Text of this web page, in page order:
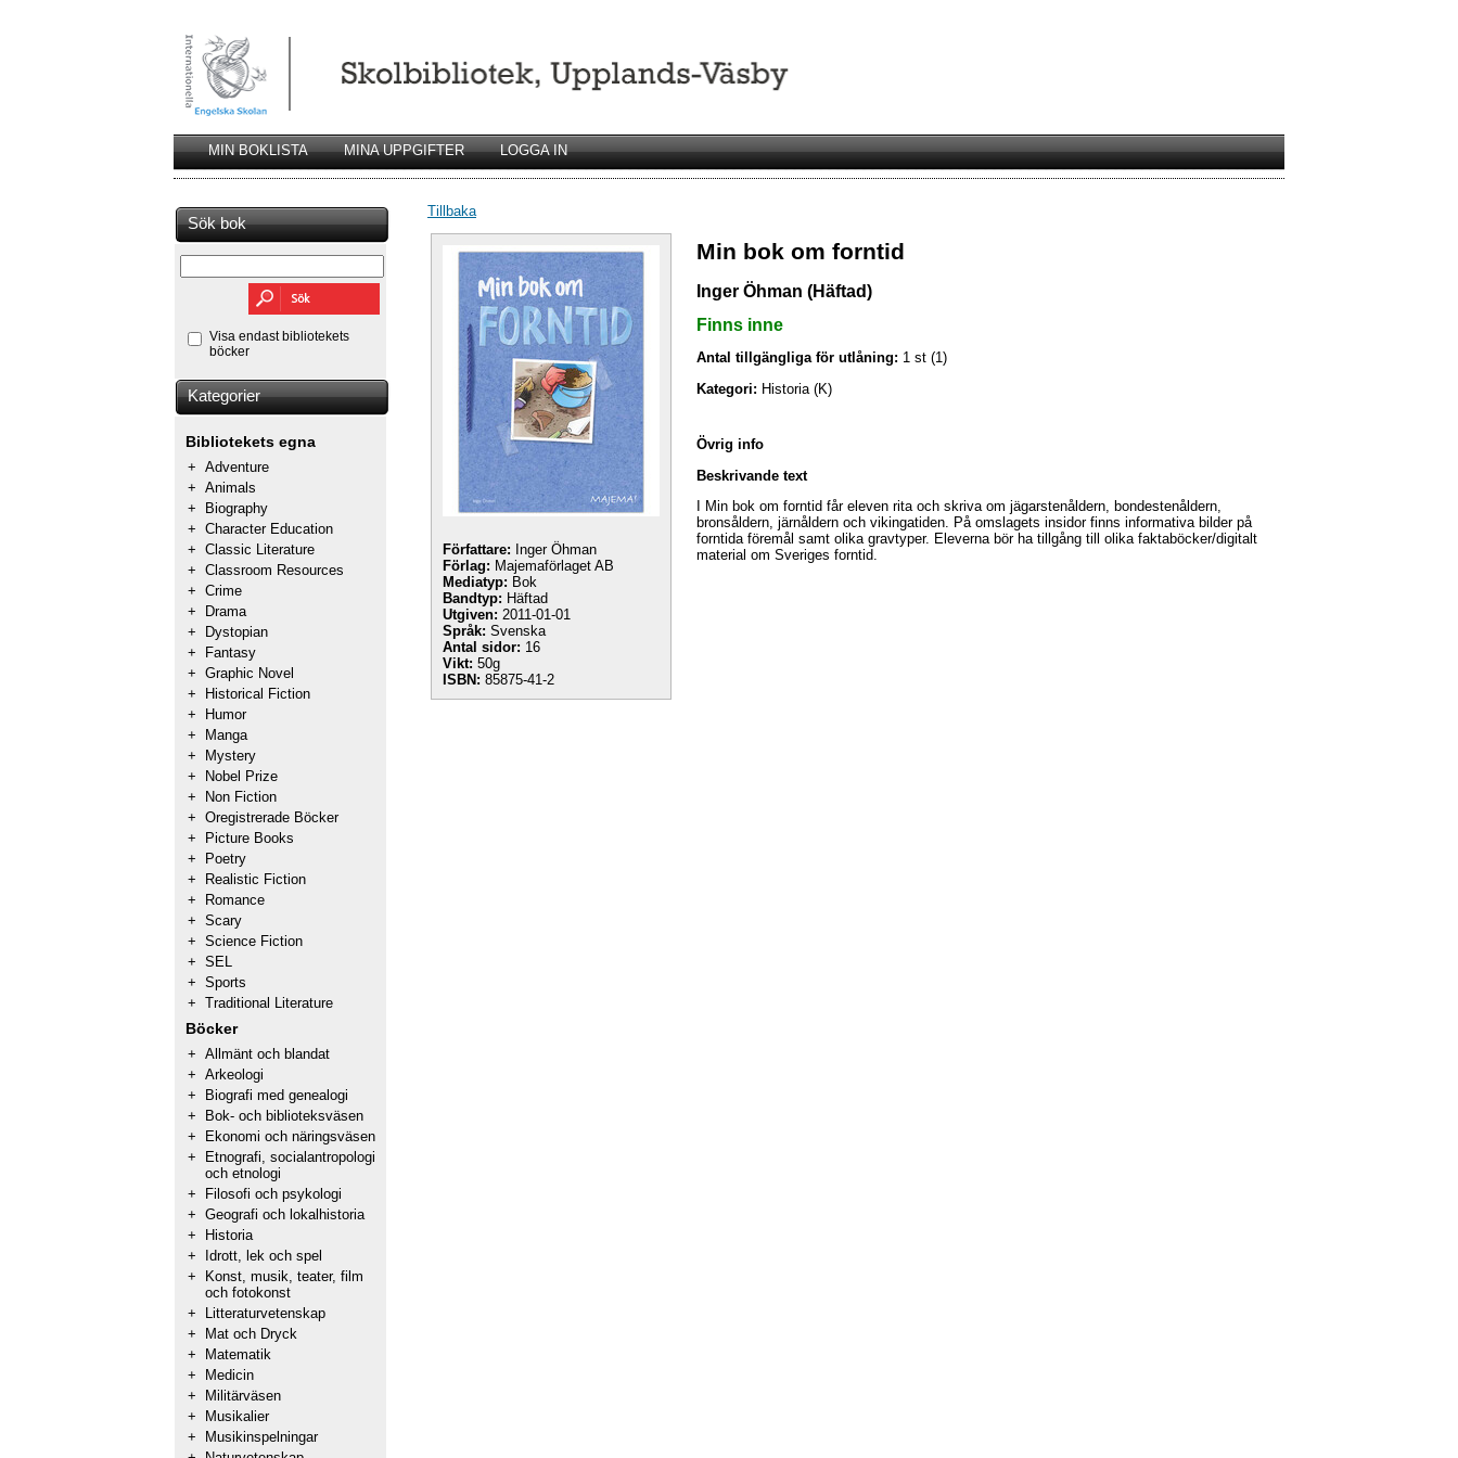
MIN BOKLISTA MINA UPPGIFTER LOGGA IN
Sök bok
Visa endast bibliotekets
böcker
Kategorier
Bibliotekets egna
+ Adventure
+ Animals
+
Biography
+ Character Education
+ Classic Literature
+ Classroom Resources
+ Crime
+
Drama
+
Dystopian
+
Fantasy
+ Graphic Novel
+
Historical Fiction
+
Humor
+
Manga
+
Mystery
+
Nobel Prize
+
Non Fiction
+ Oregistrerade Böcker
+
Picture Books
+
Poetry
+
Realistic Fiction
+
Romance
+ Scary
+ Science Fiction
+ SEL
+ Sports
+ Traditional Literature
Böcker
+ Allmänt och blandat
+ Arkeologi
+
Biografi med genealogi
+
Bok- och biblioteksväsen
+
Ekonomi och näringsväsen
+
Etnografi, socialantropologi
och etnologi
+
Filosofi och psykologi
+ Geografi och lokalhistoria
+
Historia
+
Idrott, lek och spel
+
Konst, musik, teater, film
och fotokonst
+
Litteraturvetenskap
+
Mat och Dryck
+
Matematik
+
Medicin
+
Militärväsen
+
Musikalier
+
Musikinspelningar
Tillbaka
Författare: Inger Öhman
Förlag: Majemaförlaget AB
Mediatyp: Bok
Bandtyp: Häftad
Utgiven: 2011-01-01
Språk: Svenska
Antal sidor: 16
Vikt: 50g
ISBN: 85875-41-2
Min bok om forntid
Inger Öhman (Häftad)
Finns inne
Antal tillgängliga för utlåning: 1 st (1)
Kategori: Historia (K)
Övrig info
Beskrivande text
I Min bok om forntid får eleven rita och skriva om jägarstenåldern, bondestenåldern,
bronsåldern, järnåldern och vikingatiden. På omslagets insidor finns informativa bilder på
forntida föremål samt olika gravtyper. Eleverna bör ha tillgång till olika faktaböcker/digitalt
material om Sveriges forntid.